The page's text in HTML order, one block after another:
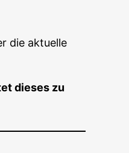
die aktu­el­le
die­ses zu